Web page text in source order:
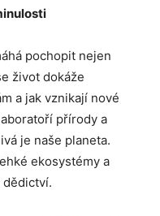
pochopit nejen
život dokáže
a jak vznikají nové
přírody a
je naše planeta.
ekosystémy a